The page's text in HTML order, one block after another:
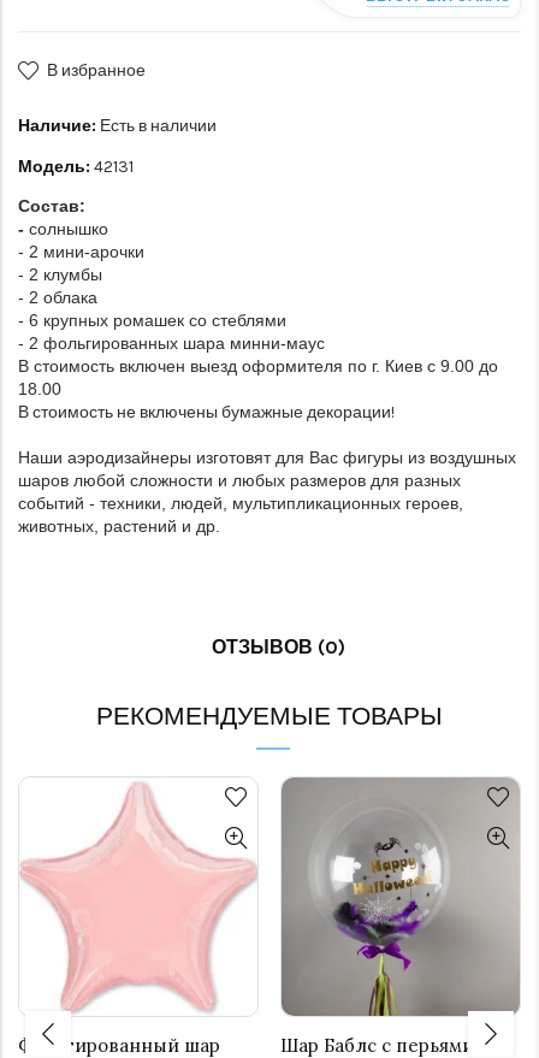
В избранное
Наличие: Есть в наличии
Модель: 42131
Состав:
- солнышко
- 2 мини-арочки
- 2 клумбы
- 2 облака
- 6 крупных ромашек со стеблями
- 2 фольгированных шара минни-маус
В стоимость включен выезд оформителя по г. Киев с 9.00 до
18.00
В стоимость не включены бумажные декорации!
Наши аэродизайнеры изготовят для Вас фигуры из воздушных
шаров любой сложности и любых размеров для разных
событий - техники, людей, мультипликационных героев,
животных, растений и др.
ОТЗЫВОВ (0)
РЕКОМЕНДУЕМЫЕ ТОВАРЫ
Фольгированный шар
Шар Баблс с перьями